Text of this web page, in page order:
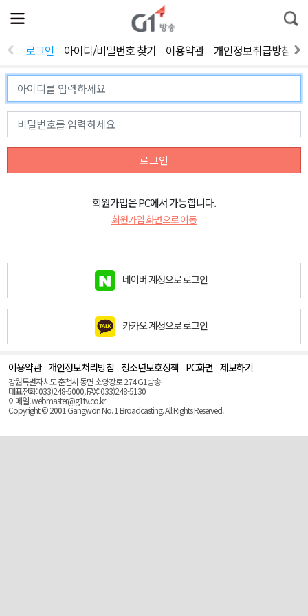
전
체
뉴
열
통
합
색
로그인 아이디/비밀번호 찾기 이용약관 개인정보취급방침
로그인
회원가입은 PC에서 가능합니다.
회원가입 화면으로 이동
네이버 계정으로 로그인
카카오 계정으로 로그인
이용약관 개인정보처리방침 청소년보호정책 PC화면 제보하기
강원특별자치도 춘천시 동면 소양강로 274 G1방송
대표전화: 033)248-5000, FAX: 033)248-5130
이메일: webmaster@g1tv.co.kr
Copyright © 2001 Gangwon No. 1 Broadcasting. All Rights Reserved.